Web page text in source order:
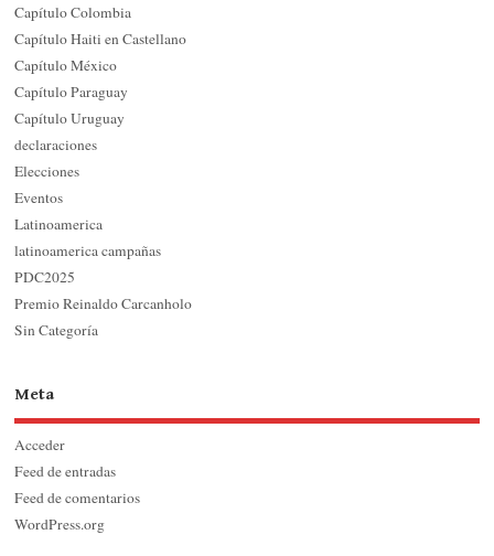
Capítulo Colombia
Capítulo Haiti en Castellano
Capítulo México
Capítulo Paraguay
Capítulo Uruguay
declaraciones
Elecciones
Eventos
Latinoamerica
latinoamerica campañas
PDC2025
Premio Reinaldo Carcanholo
Sin Categoría
Meta
Acceder
Feed de entradas
Feed de comentarios
WordPress.org